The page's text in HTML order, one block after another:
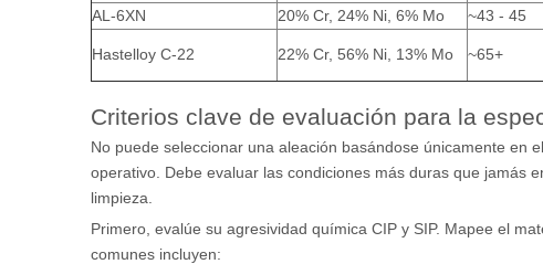
AL-6XN
20% Cr, 24% Ni, 6% Mo ~43 - 45
Hastelloy C-22 22% Cr, 56% Ni, 13% Mo ~65+
Criterios clave de evaluación para la
No puede seleccionar una aleación basándose únicamente en
operativo. Debe evaluar las condiciones más duras que jamás
limpieza.
Primero, evalúe su agresividad química CIP y SIP. Mapee el
comunes incluyen: